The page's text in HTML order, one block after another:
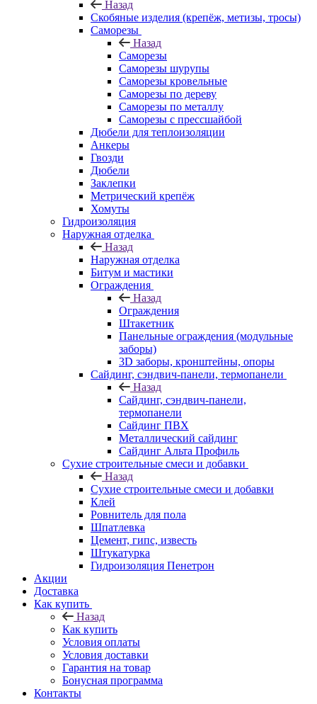
Назад
Скобяные изделия (крепёж, метизы, тросы)
Саморезы
Назад
Саморезы
Саморезы шурупы
Саморезы кровельные
Саморезы по дереву
Саморезы по металлу
Саморезы с прессшайбой
Дюбели для теплоизоляции
Анкеры
Гвозди
Дюбели
Заклепки
Метрический крепёж
Хомуты
Гидроизоляция
Наружная отделка
Назад
Наружная отделка
Битум и мастики
Ограждения
Назад
Ограждения
Штакетник
Панельные ограждения (модульные
заборы)
3D заборы, кронштейны, опоры
Cайдинг, сэндвич-панели, термопанели
Назад
Cайдинг, сэндвич-панели,
термопанели
Сайдинг ПВХ
Металлический сайдинг
Сайдинг Альта Профиль
Сухие строительные смеси и добавки
Назад
Сухие строительные смеси и добавки
Клей
Ровнитель для пола
Шпатлевка
Цемент, гипс, известь
Штукатурка
Гидроизоляция Пенетрон
Акции
Доставка
Как купить
Назад
Как купить
Условия оплаты
Условия доставки
Гарантия на товар
Бонусная программа
Контакты